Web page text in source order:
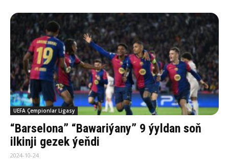
UEFA Çempionlar Ligasy
“Barselona” “Bawariýany” 9 ýyldan soň
ilkinji gezek ýeňdi
2024-10-24